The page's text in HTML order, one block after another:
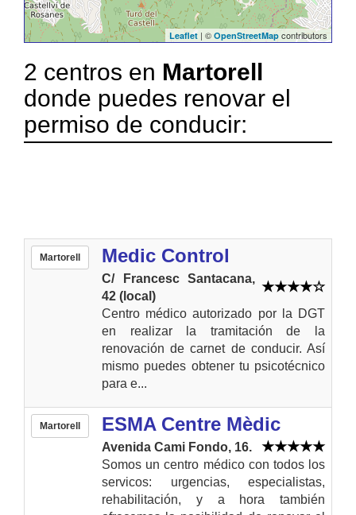
Leaflet | © OpenStreetMap contributors
2 centros en Martorell
donde puedes renovar el
permiso de conducir:
Martorell Medic Control
C/ Francesc Santacana,
42 (local)
Centro médico autorizado por la DGT
en realizar la tramitación de la
renovación de carnet de conducir. Así
mismo puedes obtener tu psicotécnico
para e...
Martorell ESMA Centre Mèdic
Avenida Cami Fondo, 16.
Somos un centro médico con todos los
servicos: urgencias, especialistas,
rehabilitación, y a hora también